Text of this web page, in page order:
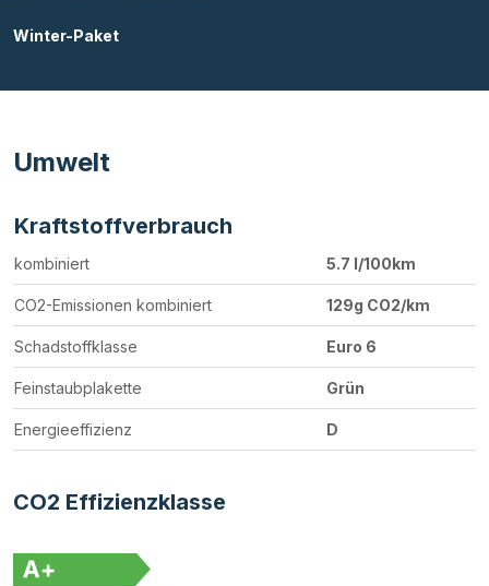
Winter-Paket
Umwelt
Kraftstoffverbrauch
kombiniert 5.7 l/100km
CO2-Emissionen kombiniert 129g CO2/km
Schadstoffklasse Euro 6
Feinstaubplakette Grün
Energieeffizienz D
CO2 Effizienzklasse